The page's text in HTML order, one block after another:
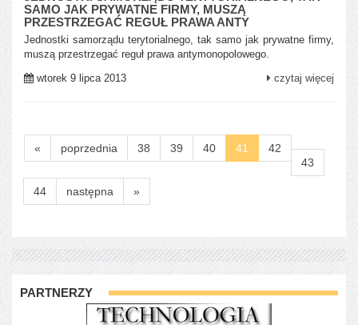
SAMO JAK PRYWATNE FIRMY, MUSZĄ
PRZESTRZEGAĆ REGUŁ PRAWA ANTY
Jednostki samorządu terytorialnego, tak samo jak prywatne firmy,
muszą przestrzegać reguł prawa antymonopolowego.
wtorek 9 lipca 2013
czytaj więcej
« poprzednia 38 39 40 41
42
43
44 następna »
PARTNERZY